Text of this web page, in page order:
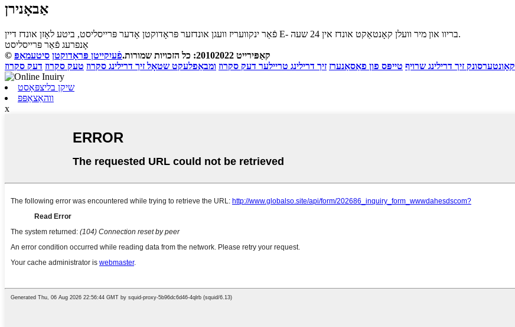
אַבאָנירן
פֿאַר ינקוועריז וועגן אונדזער פּראָדוקטן אָדער פּרייסליסט, ביטע לאָזן אונדז דיין E- בריוו און מיר וועלן קאָנטאַקט אונדז אין 24 שעה.
אָנפרעג פֿאַר פּרייסליסט
© קאַפּירייט 20102022: כל הזכויות שמורות.
פֿעיִקייטן פּראָדוקטן סיטעמאַפּ
קאָונטערסונק זיך דרילינג שרויף טייפּס פון פאַסאַנערז זיך דרילינג טריילער דעק סקרוז ומבאַפלעקט שטאָל זיך דרילינג סקרוז טעק סקרוז דעק סקרוז
שיקן בליצפּאָסט
ווהאַצאַפּפּ
x